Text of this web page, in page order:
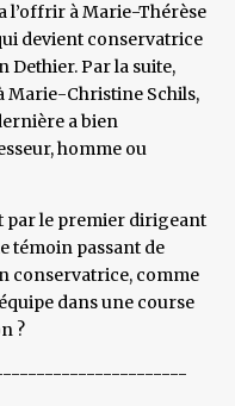
l’offrir à Marie-Thérèse
devient conservatrice
Dethier. Par la suite,
Marie-Christine Schils,
a bien
homme ou
par le premier dirigeant
témoin passant de
conservatrice, comme
dans une course
?